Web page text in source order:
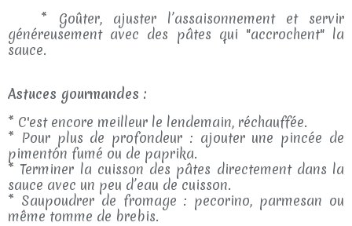
* Goûter, ajuster l’assaisonnement et servir
généreusement avec des pâtes qui "accrochent" la
sauce.
Astuces gourmandes :
* C'est encore meilleur le lendemain, réchauffée.
* Pour plus de profondeur : ajouter une pincée de
pimentón fumé ou de paprika.
* Terminer la cuisson des pâtes directement dans la
sauce avec un peu d’eau de cuisson.
* Saupoudrer de fromage : pecorino, parmesan ou
même tomme de brebis.